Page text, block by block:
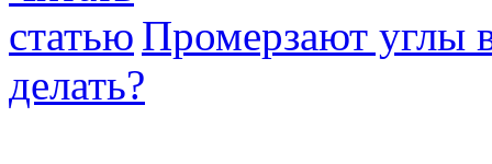
Промерзают углы
делать?